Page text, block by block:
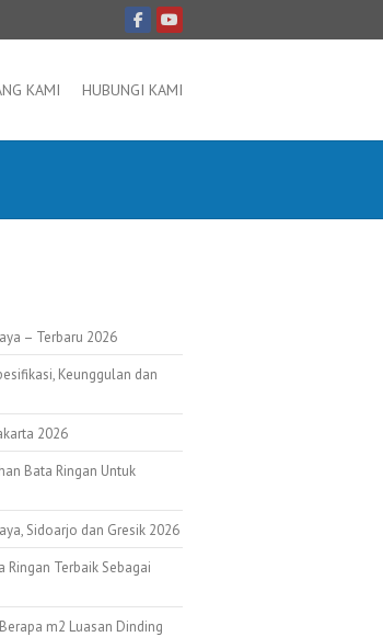
KAMI HUBUNGI KAMI
– Terbaru 2026
Keunggulan dan
2026
Bata Ringan Untuk
Sidoarjo dan Gresik 2026
Ringan Terbaik Sebagai
m2 Luasan Dinding